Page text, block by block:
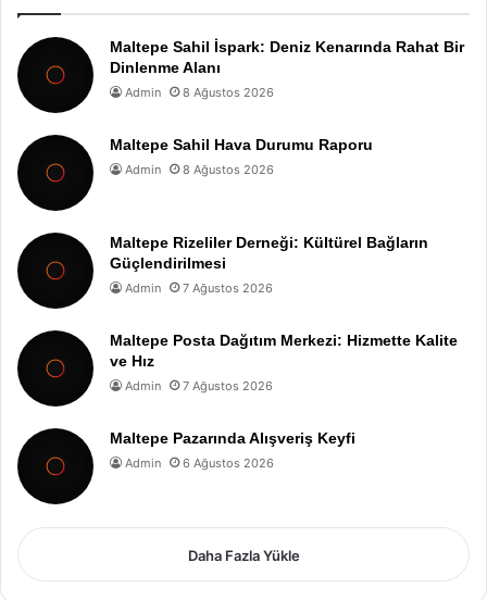
Maltepe Sahil İspark: Deniz Kenarında Rahat Bir
Dinlenme Alanı
Admin 8 Ağustos 2026
Maltepe Sahil Hava Durumu Raporu
Admin 8 Ağustos 2026
Maltepe Rizeliler Derneği: Kültürel Bağların
Güçlendirilmesi
Admin 7 Ağustos 2026
Maltepe Posta Dağıtım Merkezi: Hizmette Kalite
ve Hız
Admin 7 Ağustos 2026
Maltepe Pazarında Alışveriş Keyfi
Admin 6 Ağustos 2026
Daha Fazla Yükle